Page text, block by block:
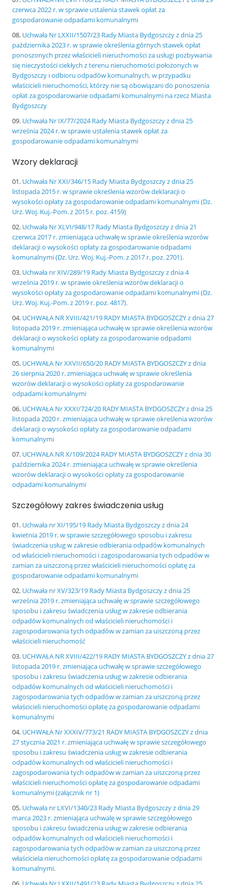
czerwca 2022 r. w sprawie ustalenia stawek opłat za
gospodarowanie odpadami komunalnymi
Uchwała Nr LXXII/1507/23 Rady Miasta Bydgoszczy z dnia 25
października 2023 r. w sprawie określenia górnych stawek opłat
ponoszonych przez właścicieli nieruchomości za usługi pozbywania
się nieczystości ciekłych z terenu nieruchomości położonych w
Bydgoszczy i odbioru odpadów komunalnych, w przypadku
właścicieli nieruchomości, którzy nie są obowiązani do ponoszenia
opłat za gospodarowanie odpadami komunalnymi na rzecz Miasta
Bydgoszczy
Uchwała Nr IX/77/2024 Rady Miasta Bydgoszczy z dnia 25
września 2024 r. w sprawie ustalenia stawek opłat za
gospodarowanie odpadami komunalnymi
Wzory deklaracji
Uchwała Nr XXI/346/15 Rady Miasta Bydgoszczy z dnia 25
listopada 2015 r. w sprawie określenia wzorów deklaracji o
wysokości opłaty za gospodarowanie odpadami komunalnymi (Dz.
Urz. Woj. Kuj.-Pom. z 2015 r. poz. 4159)
Uchwała Nr XLVI/948/17 Rady Miasta Bydgoszczy z dnia 21
czerwca 2017 r. zmieniająca uchwałę w sprawie określenia wzorów
deklaracji o wysokości opłaty za gospodarowanie odpadami
komunalnymi (Dz. Urz. Woj. Kuj.-Pom. z 2017 r. poz. 2701).
Uchwała nr XIV/289/19 Rady Miasta Bydgoszczy z dnia 4
września 2019 r. w sprawie określenia wzorów deklaracji o
wysokości opłaty za gospodarowanie odpadami komunalnymi (Dz.
Urz. Woj. Kuj.-Pom. z 2019 r. poz. 4817).
UCHWAŁA NR XVIII/421/19 RADY MIASTA BYDGOSZCZY z dnia 27
listopada 2019 r. zmieniająca uchwałę w sprawie określenia wzorów
deklaracji o wysokości opłaty za gospodarowanie odpadami
komunalnymi
UCHWAŁA Nr XXVII/650/20 RADY MIASTA BYDGOSZCZY z dnia
26 sierpnia 2020 r. zmieniająca uchwałę w sprawie określenia
wzorów deklaracji o wysokości opłaty za gospodarowanie
odpadami komunalnymi
UCHWAŁA Nr XXXI/724/20 RADY MIASTA BYDGOSZCZY z dnia 25
listopada 2020 r. zmieniająca uchwałę w sprawie określenia wzorów
deklaracji o wysokości opłaty za gospodarowanie odpadami
komunalnymi
UCHWAŁA NR X/109/2024 RADY MIASTA BYDGOSZCZY z dnia 30
października 2024 r. zmieniająca uchwałę w sprawie określenia
wzorów deklaracji o wysokości opłaty za gospodarowanie
odpadami komunalnymi
Szczegółowy zakres świadczenia usług
Uchwała nr XI/195/19 Rady Miasta Bydgoszczy z dnia 24
kwietnia 2019 r. w sprawie szczegółowego sposobu i zakresu
świadczenia usług w zakresie odbierania odpadów komunalnych
od właścicieli nieruchomości i zagospodarowania tych odpadów w
zamian za uiszczoną przez właścicieli nieruchomości opłatę za
gospodarowanie odpadami komunalnymi
Uchwała nr XV/323/19 Rady Miasta Bydgoszczy z dnia 25
września 2019 r. zmieniająca uchwałę w sprawie szczegółowego
sposobu i zakresu świadczenia usług w zakresie odbierania
odpadów komunalnych od właścicieli nieruchomości i
zagospodarowania tych odpadów w zamian za uiszczoną przez
właścicieli nieruchomość
UCHWAŁA NR XVIII/422/19 RADY MIASTA BYDGOSZCZY z dnia 27
listopada 2019 r. zmieniająca uchwałę w sprawie szczegółowego
sposobu i zakresu świadczenia usług w zakresie odbierania
odpadów komunalnych od właścicieli nieruchomości i
zagospodarowania tych odpadów w zamian za uiszczoną przez
właścicieli nieruchomości opłatę za gospodarowanie odpadami
komunalnymi
UCHWAŁA Nr XXXIV/773/21 RADY MIASTA BYDGOSZCZY z dnia
27 stycznia 2021 r. zmieniająca uchwałę w sprawie szczegółowego
sposobu i zakresu świadczenia usług w zakresie odbierania
odpadów komunalnych od właścicieli nieruchomości i
zagospodarowania tych odpadów w zamian za uiszczoną przez
właścicieli nieruchomości opłatę za gospodarowanie odpadami
komunalnymi(załącznik nr 1)
Uchwała nr LXVI/1340/23 Rady Miasta Bydgoszczy z dnia 29
marca 2023 r. zmieniająca uchwalę w sprawie szczegółowego
sposobu i zakresu świadczenia usług w zakresie odbierania
odpadów komunalnych od właścicieli nieruchomości i
zagospodarowania tych odpadów w zamian za uiszczoną przez
właściciela nieruchomości opłatę za gospodarowanie odpadami
komunalnymi.